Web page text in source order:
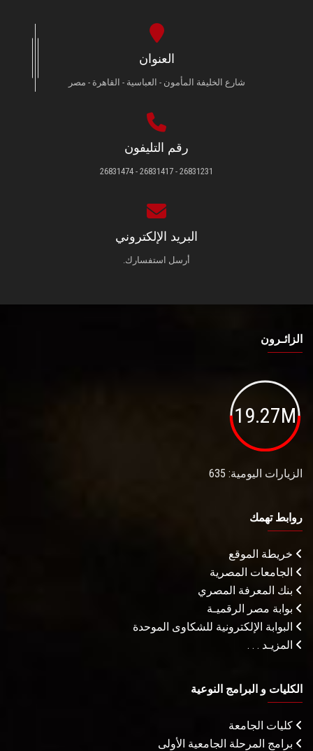
العنوان
شارع الخليفة المأمون - العباسية - القاهرة - مصر
رقم التليفون
26831231 - 26831417 - 26831474
البريد الإلكتروني
أرسل استفسارك.
الزائـرون
19.27M
الزيارات اليومية: 635
روابط تهمك
خريطة الموقع
الجامعات المصرية
بنك المعرفة المصري
بوابة مصر الرقميـة
البوابة الإلكترونية للشكاوى الموحدة
المزيـد . . .
الكليات و البرامج النوعية
كليات الجامعة
برامج المرحلة الجامعية الأولى